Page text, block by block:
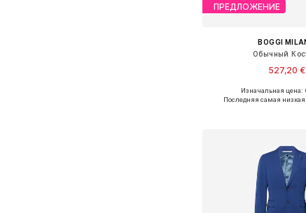
ПРЕДЛОЖЕНИЕ
BOGGI
Обычный
527,20 €
Доступные
Изначальная цена:
Последняя самая низкая